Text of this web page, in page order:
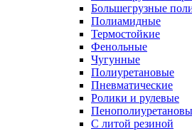
Большегрузные
Полиамидные
Термостойкие
Фенольные
Чугунные
Полиуретановые
Пневматические
Ролики и рулевые
С литой резиной